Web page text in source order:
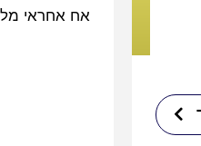
אח אחראי